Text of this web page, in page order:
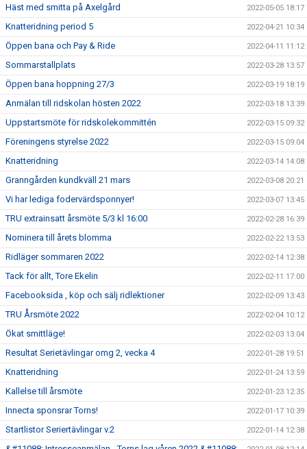
Häst med smitta på Axelgård 2022-05-05 18:17
Knatteridning period 5 2022-04-21 10:34
Öppen bana och Pay & Ride 2022-04-11 11:12
Sommarstallplats 2022-03-28 13:57
Öppen bana hoppning 27/3 2022-03-19 18:19
Anmälan till ridskolan hösten 2022 2022-03-18 13:39
Uppstartsmöte för ridskolekommittén 2022-03-15 09:32
Föreningens styrelse 2022 2022-03-15 09:04
Knatteridning 2022-03-14 14:08
Granngården kundkväll 21 mars 2022-03-08 20:21
Vi har lediga fodervärdsponnyer! 2022-03-07 13:45
TRU extrainsatt årsmöte 5/3 kl 16:00 2022-02-28 16:39
Nominera till årets blomma 2022-02-22 13:53
Ridläger sommaren 2022 2022-02-14 12:38
Tack för allt, Tore Ekelin 2022-02-11 17:00
Facebooksida , köp och sälj ridlektioner 2022-02-09 13:43
TRU Årsmöte 2022 2022-02-04 10:12
Ökat smittläge! 2022-02-03 13:04
Resultat Serietävlingar omg 2, vecka 4 2022-01-28 19:51
Knatteridning 2022-01-24 13:59
Kallelse till årsmöte 2022-01-23 12:35
Innecta sponsrar Torns! 2022-01-17 10:39
Startlistor Seriertävlingar v.2 2022-01-14 12:38